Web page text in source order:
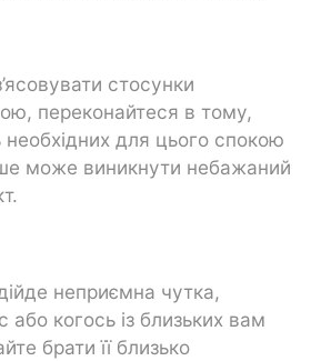
стосунки
переконайтеся в тому,
для цього спокою
може виникнути небажаний
неприємна чутка,
когось із близьких вам
брати її близько